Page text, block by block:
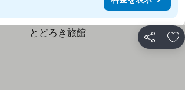
シェア お